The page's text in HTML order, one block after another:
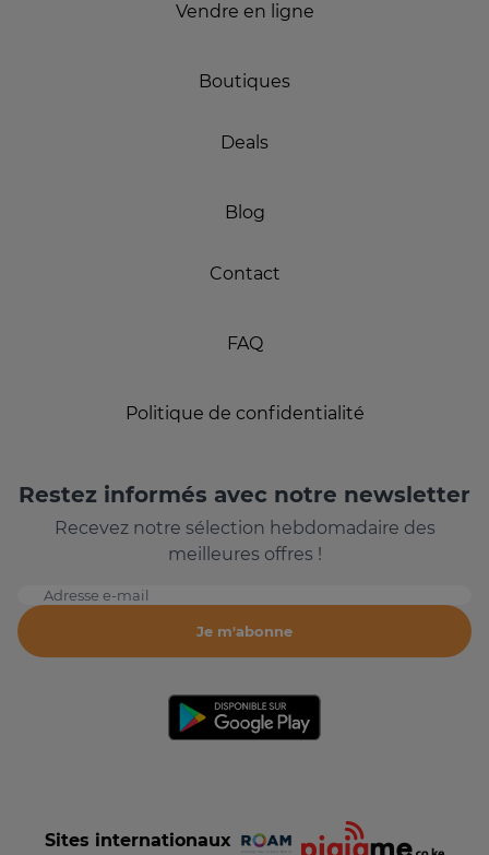
Vendre en ligne
Boutiques
Deals
Blog
Contact
FAQ
Politique de confidentialité
Restez informés avec notre newsletter
Recevez notre sélection hebdomadaire des
meilleures offres !
Adresse e-mail
Je m'abonne
Sites internationaux